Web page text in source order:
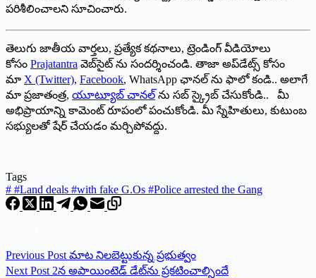
పరిశీలించాలని సూచించారు.
తెలుగు జాతీయ వార్తలు, ప్రత్యేక కథనాలు, ట్రెండింగ్ వీడియోలు
కోసం Prajatantra వెబ్‌సైట్ ను సందర్శించండి. తాజా అప్‌డేట్స్ కోసం
మా X (Twitter), Facebook, WhatsApp ఛానల్ ను ఫాలో కండి.. అలాగే
మా ప్రజాతంత్ర, యూట్యూబ్ చానల్ ను సబ్ స్క్రైబ్ చేసుకోండి.. మీ
అభిప్రాయాన్ని కామెంట్ రూపంలో పంచుకోండి. మీ స్నేహితులు, కుటుంబ
సభ్యులతో షేర్ చేయడం మర్చిపోవద్దు.
Tags
# #Land deals #with fake G.Os #Police arrested the Gang
Previous Post మాట నిలబెట్టుకున్న ప్రభుత్వం
Next Post 2న అపాయింటెడ్ డేట్‌ను ప్రకటించాల్సిందే